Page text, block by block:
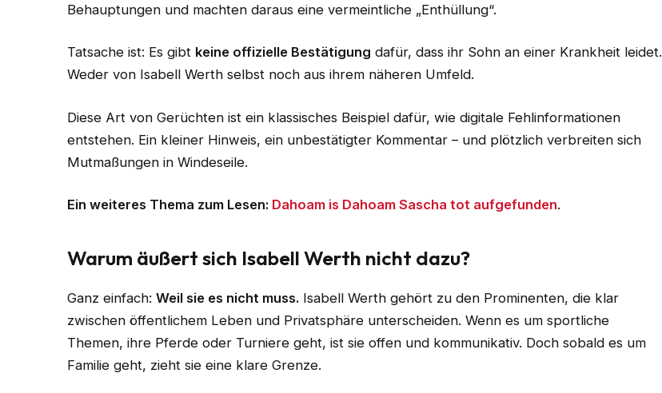
Behauptungen und machten daraus eine vermeintliche „Enthüllung“.
Tatsache ist: Es gibt keine offizielle Bestätigung dafür, dass ihr Sohn an einer Krankheit leidet.
Weder von Isabell Werth selbst noch aus ihrem näheren Umfeld.
Diese Art von Gerüchten ist ein klassisches Beispiel dafür, wie digitale Fehlinformationen
entstehen. Ein kleiner Hinweis, ein unbestätigter Kommentar – und plötzlich verbreiten sich
Mutmaßungen in Windeseile.
Ein weiteres Thema zum Lesen: Dahoam is Dahoam Sascha tot aufgefunden.
Warum äußert sich Isabell Werth nicht dazu?
Ganz einfach:Weil sie es nicht muss. Isabell Werth gehört zu den Prominenten, die klar
zwischen öffentlichem Leben und Privatsphäre unterscheiden. Wenn es um sportliche
Themen, ihre Pferde oder Turniere geht, ist sie offen und kommunikativ. Doch sobald es um
Familie geht, zieht sie eine klare Grenze.